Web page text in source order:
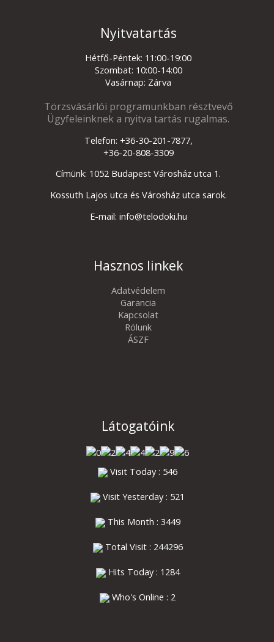
Nyitvatartás
Hétfő-Péntek: 11:00-19:00
Szombat: 10:00-14:00
Vasárnap: Zárva
Törzsvásárlói programunkban résztvevő
Ügyfeleinknek a nyitva tartás rugalmas.
Telefon: +36-30-201-7877,
+36-20-808-3309
Címünk: 1052 Budapest Városház utca 1.
Kossuth Lajos utca és Városház utca sarok.
E-mail: info@telodoki.hu
Hasznos linkek
Adatvédelem
Garancia
Kapcsolat
Rólunk
ÁSZF
Látogatóink
Visit Today : 546
Visit Yesterday : 521
This Month : 3449
Total Visit : 244296
Hits Today : 1284
Who's Online : 2